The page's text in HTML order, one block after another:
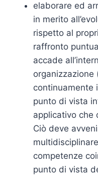
elaborare ed
in merito
rispetto al
raffronto
accade
organizzazione
continuamente
punto di vista
applicativo che
Ciò deve
competenze
punto di vista